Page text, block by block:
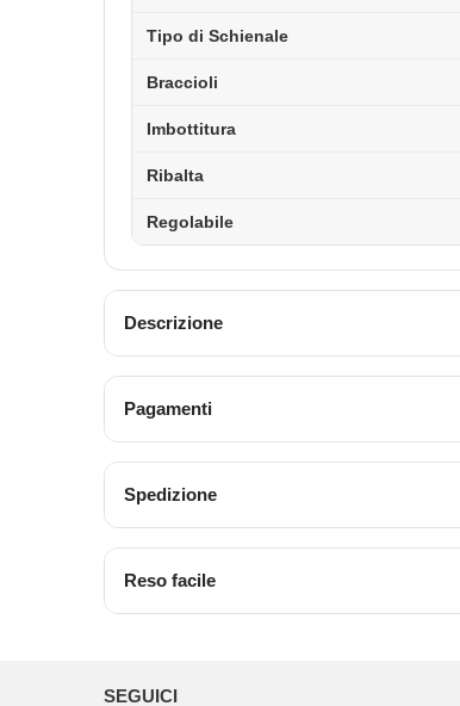
Tipo di Schienale
Braccioli
Imbottitura
Ribalta
Regolabile
Descrizione
Pagamenti
Spedizione
Reso facile
SEGUICI